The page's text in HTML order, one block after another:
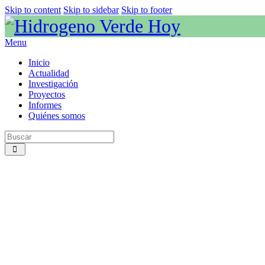
Skip to content Skip to sidebar Skip to footer
Menu
Inicio
Actualidad
Investigación
Proyectos
Informes
Quiénes somos